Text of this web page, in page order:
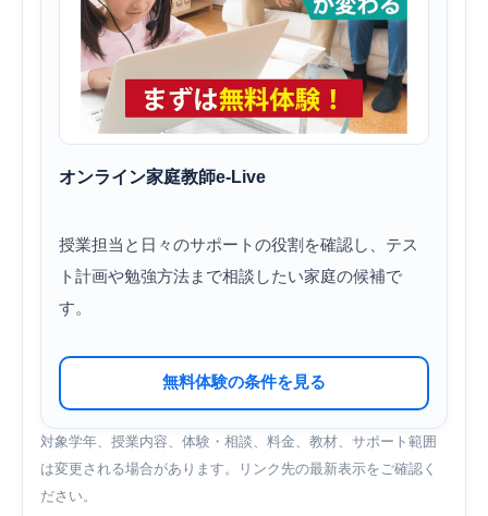
オンライン家庭教師e-Live
授業担当と日々のサポートの役割を確認し、テス
ト計画や勉強方法まで相談したい家庭の候補で
す。
無料体験の条件を見る
対象学年、授業内容、体験・相談、料金、教材、サポート範囲
は変更される場合があります。リンク先の最新表示をご確認く
ださい。